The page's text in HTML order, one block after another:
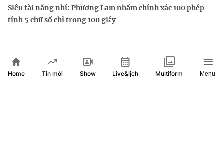
Siêu tài năng nhí: Phương Lam nhẩm chính xác 100 phép
tính 5 chữ số chỉ trong 100 giây
Home Tin mới Show Live&lịch Multiform Menu